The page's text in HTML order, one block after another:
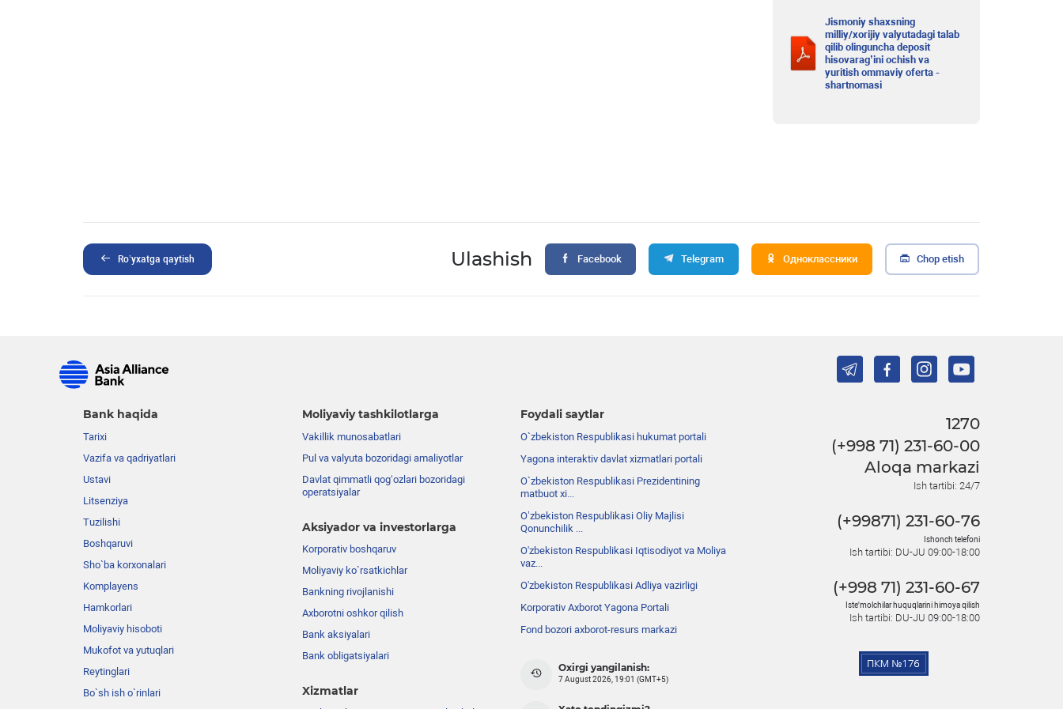
Jismoniy shaxsning
milliy/xorijiy valyutadagi talab
qilib olinguncha deposit
hisovarag’ini ochish va
yuritish ommaviy oferta -
shartnomasi
Ro’yxatga qaytish Ulashish Facebook Telegram Одноклассники Chop etish
Bank haqida
Tarixi
Vazifa va qadriyatlari
Ustavi
Litsenziya
Tuzilishi
Boshqaruvi
Sho`ba korxonalari
Komplayens
Hamkorlari
Moliyaviy hisoboti
Mukofot va yutuqlari
Reytinglari
Bo`sh ish o`rinlari
Moliyaviy tashkilotlarga
Vakillik munosabatlari
Pul va valyuta bozoridagi amaliyotlar
Davlat qimmatli qog‘ozlari bozoridagi
operatsiyalar
Aksiyador va investorlarga
Korporativ boshqaruv
Moliyaviy ko`rsatkichlar
Bankning rivojlanishi
Axborotni oshkor qilish
Bank aksiyalari
Bank obligatsiyalari
Xizmatlar
Foydali saytlar
O`zbekiston Respublikasi hukumat portali
Yagona interaktiv davlat xizmatlari portali
O`zbekiston Respublikasi Prezidentining
matbuot xi...
Oʼzbekiston Respublikasi Oliy Majlisi
Qonunchilik ...
O'zbekiston Respublikasi Iqtisodiyot va Moliya
vaz...
O'zbekiston Respublikasi Adliya vazirligi
Korporativ Axborot Yagona Portali
Fond bozori axborot-resurs markazi
Oxirgi yangilanish:
7 August 2026, 19:01 (GMT+5)
1270
(+998 71) 231-60-00
Aloqa markazi
Ish tartibi: 24/7
(+99871) 231-60-76
Ishonch telefoni
Ish tartibi: DU-JU 09:00-18:00
(+998 71) 231-60-67
Iste'molchilar huquqlarini himoya qilish
Ish tartibi: DU-JU 09:00-18:00